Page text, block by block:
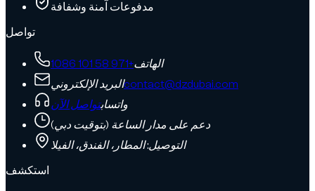
مدفوعات آمنة وشفافة
تواصل
الهاتف+971 58 101 1086
البريد الإلكترونيcontact@dzdubai.com
واتسابتواصل الآن
دعم على مدار الساعة (بتوقيت دبي)
التوصيل: المطار، الفندق، الفيلا
استكشف